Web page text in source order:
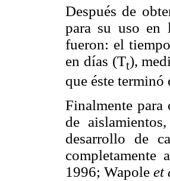
Después de
para su uso en
fueron: el
en días (Tt),
que éste terminó
Finalmente para
de
desarrollo de
completamente
1996; Wapole et